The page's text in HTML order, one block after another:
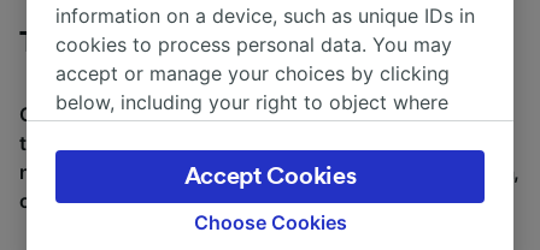
Tog fra Trieste til Venezia
Gjennomsnittlig tid å reise fra Trieste til Venezia med
tog er 2 t 4m, over en avstand på rundt 115 km. Det er
normalt 25 tog per dag som reiser fra Trieste til Venezia,
og billetter starter fra kr 102,63.
information on a device, such as unique IDs in
cookies to process personal data. You may
accept or manage your choices by clicking
below, including your right to object where
the privacy policy page. These choices will be
signaled to our partners and will not affect
browsing data. Your data will not be used for
Choose Cookies
Accept Cookies